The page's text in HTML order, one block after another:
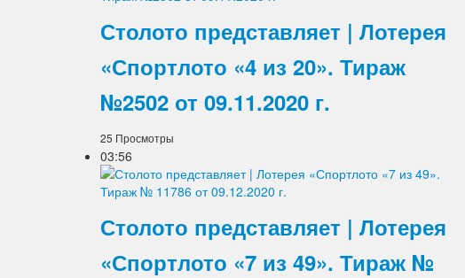
Столото представляет | Лотерея
«Спортлото «4 из 20». Тираж
№2502 от 09.11.2020 г.
25 Просмотры
03:56
Столото представляет | Лотерея
«Спортлото «7 из 49». Тираж №